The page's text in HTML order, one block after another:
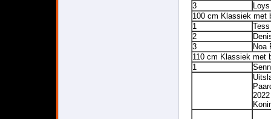
3
100 cm Klassiek met
1
2
3
Noa
110 cm Klassiek met
1